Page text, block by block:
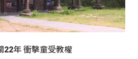
22年 衝擊童受教權